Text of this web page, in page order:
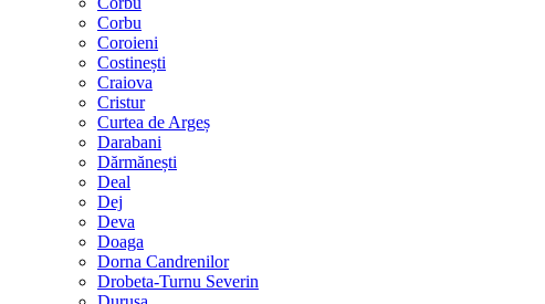
Corbu
Coroieni
Costinești
Craiova
Cristur
Curtea de Argeș
Darabani
Dărmănești
Deal
Dej
Deva
Doaga
Dorna Candrenilor
Drobeta-Turnu Severin